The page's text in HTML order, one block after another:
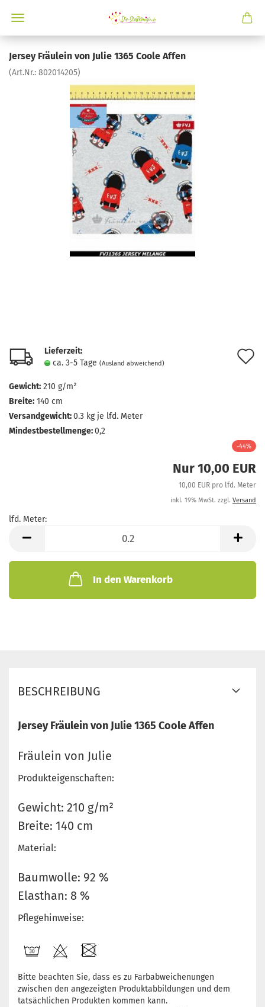
Jersey Fräulein von Julie 1365 Coole Affen
(Art.Nr.: 802014205)
Lieferzeit:
ca. 3-5 Tage (Ausland abweichend)
Gewicht: 210 g/m²
Breite: 140 cm
Versandgewicht:0.3 kg je lfd. Meter
Mindestbestellmenge:0,2
-44%
Nur 10,00 EUR
10,00 EUR pro lfd. Meter
inkl. 19% MwSt. zzgl. Versand
lfd. Meter:
Meter
In den Warenkorb
BESCHREIBUNG
Jersey Fräulein von Julie 1365 Coole Affen
Fräulein von Julie
Produkteigenschaften:
Gewicht: 210 g/m²
Breite: 140 cm
Material:
Baumwolle: 92 %
Elasthan: 8 %
Pflegehinweise:
Bitte beachten Sie, dass es zu Farbabweichenungen
zwischen den angezeigten Produktabbildungen und dem
tatsächlichen Produkten kommen kann.